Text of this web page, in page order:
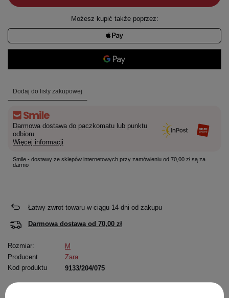
Możesz kupić także poprzez:
Dodaj do listy zakupowej
Darmowa dostawa do paczkomatu lub punktu
odbioru
Więcej informacji
Smile - dostawy ze sklepów internetowych przy zamówieniu od 70,00 zł są za
darmo
Łatwy zwrot towaru w ciągu 14 dni od zakupu
Darmowa dostawa od 70,00 zł
Rozmiar:
M
Producent
Zara
Kod produktu
9133/204/075